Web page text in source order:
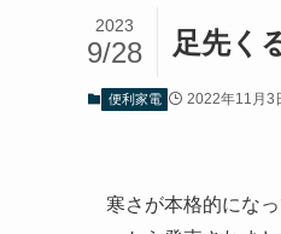
足先く
2023
9/28
便利家電 2022年11月3
寒さが本格的にな